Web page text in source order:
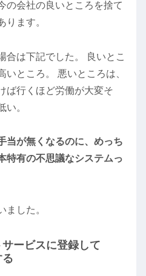
の会社の良いところを捨て
ります。
合は下記でした。 良いとこ
いところ。 悪いところは、
ば行くほど労働が大変そ
い。
当が無くなるのに、めっち
特有の不思議なシステムっ
ました。
サービスに登録して